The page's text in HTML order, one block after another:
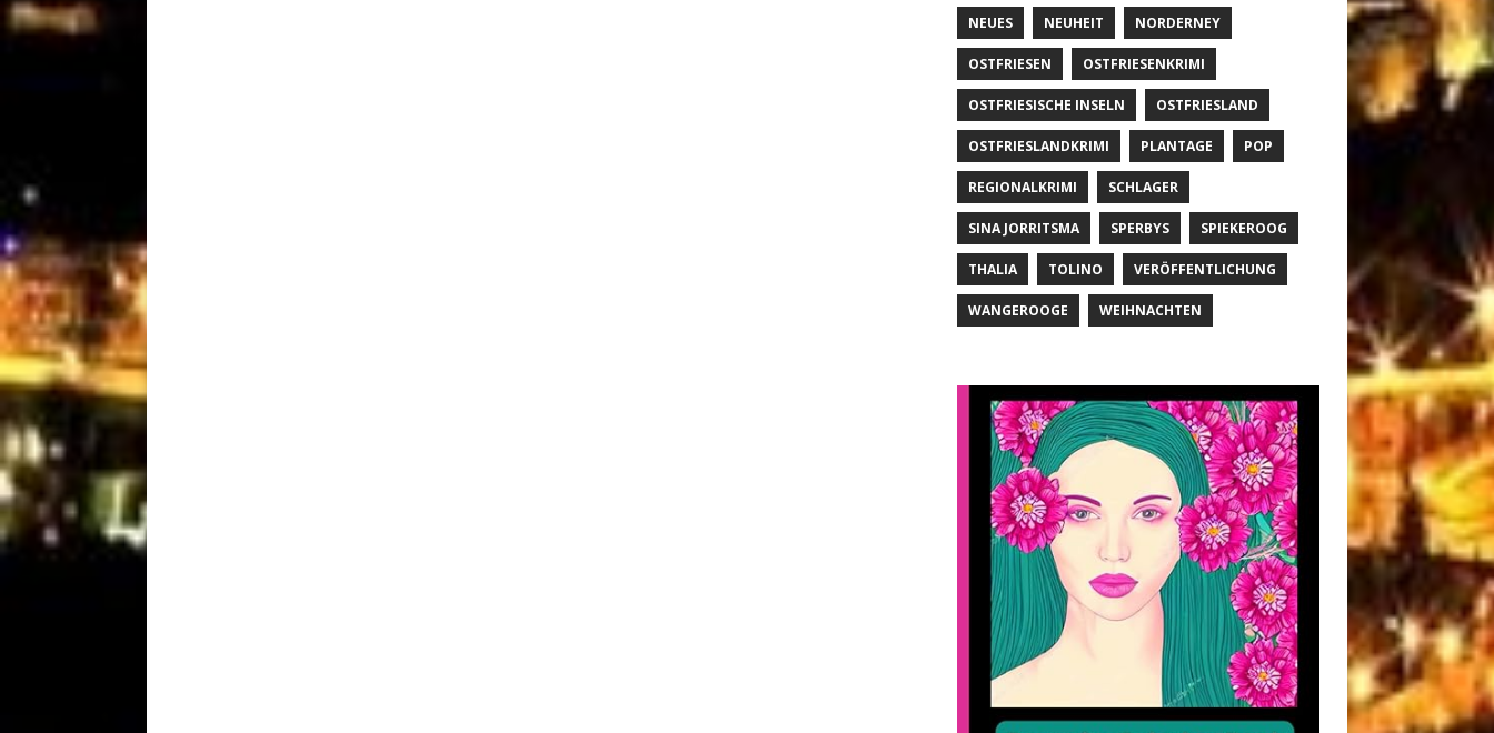
NEUES NEUHEIT NORDERNEY
OSTFRIESEN OSTFRIESENKRIMI
OSTFRIESISCHE INSELN OSTFRIESLAND
OSTFRIESLANDKRIMI PLANTAGE POP
REGIONALKRIMI SCHLAGER
SINA JORRITSMA SPERBYS SPIEKEROOG
THALIA TOLINO VERÖFFENTLICHUNG
WANGEROOGE WEIHNACHTEN